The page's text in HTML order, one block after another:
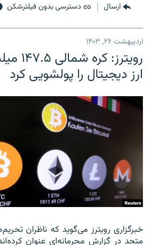
ارسال دسترسی بدون فیلترشکن
اردیبهشت ۲۶, ۱۴۰۳
رویترز:
ارز دیجیتال را پولشویی کرد
خبرگزاری رویترز می‌گوید که ناظران
متحد در گزارش محرمانه‌ای عنوان